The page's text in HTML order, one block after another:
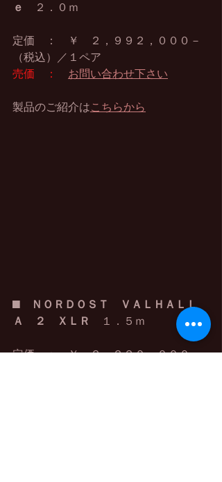
ｅ
２．０ｍ
定価　：　￥　２，９９２，０００－
（税込）／１ペア
売価　：
お問い合わせ下さい
製品のご紹介はこちらから
■
ＮＯＲＤＯＳＴ　ＶＡＬＨＡＬＬ
Ａ　２　ＸＬＲ
１．５ｍ
定価　：　￥　２，２２０，０００－